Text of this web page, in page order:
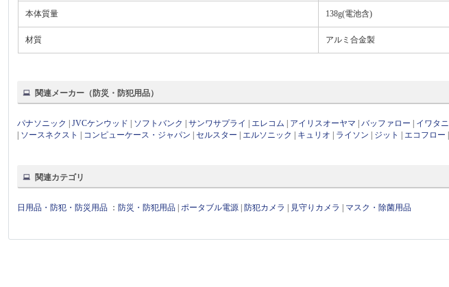
本体質量 138g(電池含)
材質 アルミ合金製
関連メーカー（防災・防犯用品）
パナソニック |JVCケンウッド ソフトバンク |サンワサプライ エレコム アイリスオーヤマ |バッファロー イワタニ
ソースネクスト コンピューケース・ジャパン |セルスター エルソニック キュリオ ライソン ジット エコフロー
関連カテゴリ
日用品・防犯・防災用品 ： 防災・防犯用品 |ポータブル電源 防犯カメラ 見守りカメラ マスク・除菌用品